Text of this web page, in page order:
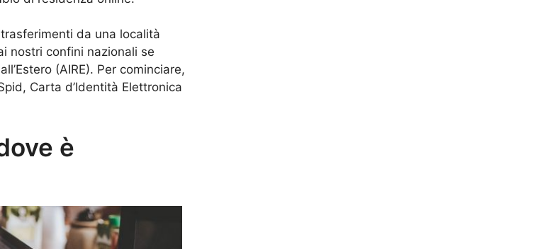
da una località
nostri confini nazionali se
(AIRE). Per cominciare,
Carta d’Identità Elettronica
è